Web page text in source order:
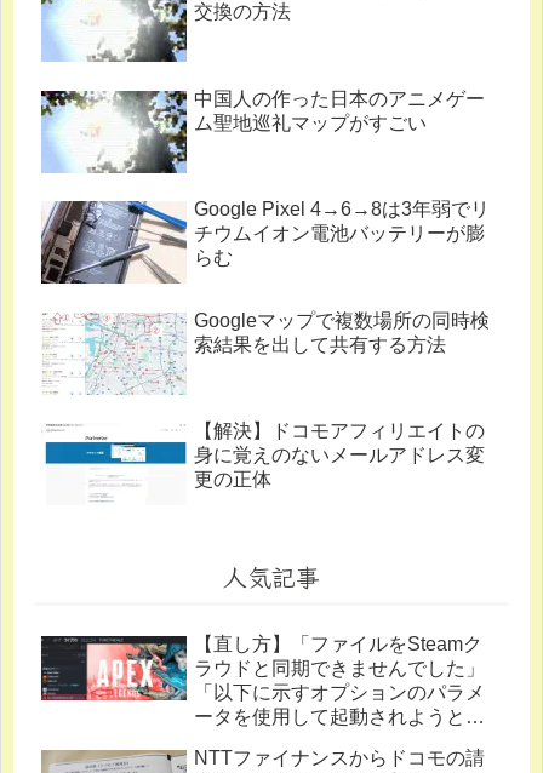
交換の方法
中国人の作った日本のアニメゲー
ム聖地巡礼マップがすごい
Google Pixel 4→6→8は3年弱でリ
チウムイオン電池バッテリーが膨
らむ
Googleマップで複数場所の同時検
索結果を出して共有する方法
【解決】ドコモアフィリエイトの
身に覚えのないメールアドレス変
更の正体
人気記事
【直し方】「ファイルをSteamク
ラウドと同期できませんでした」
「以下に示すオプションのパラメ
ータを使用して起動されようとし
NTTファイナンスからドコモの請